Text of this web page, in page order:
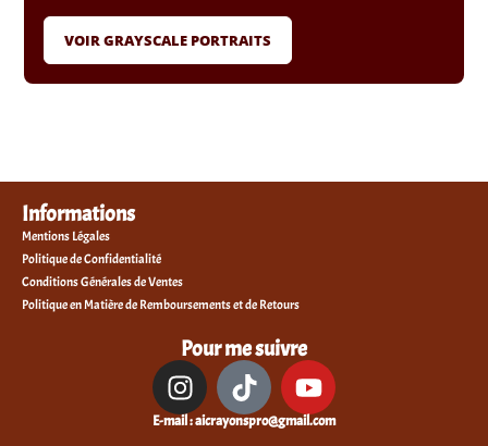
VOIR GRAYSCALE PORTRAITS
Informations
Mentions Légales
Politique de Confidentialité
Conditions Générales de Ventes
Politique en Matière de Remboursements et de Retours
Pour me suivre
E-mail : aicrayonspro@gmail.com